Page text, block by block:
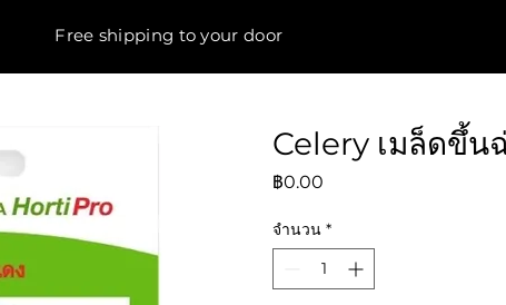
Free shipping to your door
Celery เมล็ดขึ้น
฿0.00
จำนวน *